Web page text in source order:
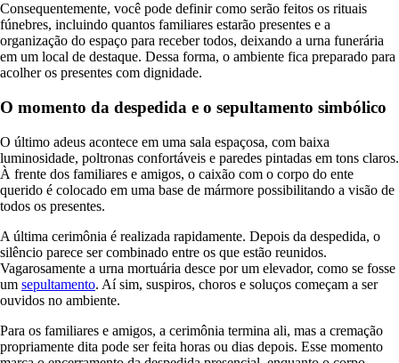
Consequentemente, você pode definir como serão feitos os rituais
fúnebres, incluindo quantos familiares estarão presentes e a
organização do espaço para receber todos, deixando a urna funerária
em um local de destaque. Dessa forma, o ambiente fica preparado para
acolher os presentes com dignidade.
O momento da despedida e o sepultamento simbólico
O último adeus acontece em uma sala espaçosa, com baixa
luminosidade, poltronas confortáveis e paredes pintadas em tons claros.
À frente dos familiares e amigos, o caixão com o corpo do ente
querido é colocado em uma base de mármore possibilitando a visão de
todos os presentes.
A última cerimônia é realizada rapidamente. Depois da despedida, o
silêncio parece ser combinado entre os que estão reunidos.
Vagarosamente a urna mortuária desce por um elevador, como se fosse
um sepultamento. Aí sim, suspiros, choros e soluços começam a ser
ouvidos no ambiente.
Para os familiares e amigos, a cerimônia termina ali, mas a cremação
propriamente dita pode ser feita horas ou dias depois. Esse momento